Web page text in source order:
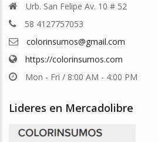
Urb. San Felipe Av. 10 # 52
58 4127757053
colorinsumos@gmail.com
https://colorinsumos.com
Mon - Fri / 8:00 AM - 4:00 PM
Lideres en Mercadolibre